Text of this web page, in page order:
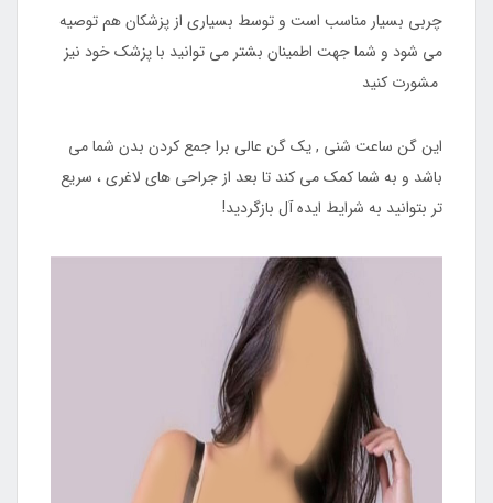
چربی بسیار مناسب است و توسط بسیاری از پزشکان هم توصیه
می شود و شما جهت اطمینان بشتر می توانید با پزشک خود نیز
مشورت کنید
این گن ساعت شنی , یک گن عالی برا جمع کردن بدن شما می
باشد و به شما کمک می کند تا بعد از جراحی های لاغری ، سریع
تر بتوانید به شرایط ایده آل بازگردید!